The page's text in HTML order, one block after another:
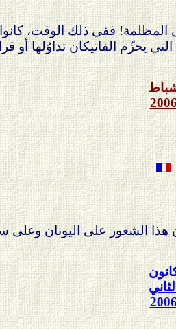
ففي ذلك الوقت،
يحرِّم الفاتيكان تداوُلها أو
الشعور على اليونان وعلى
الثاني
2006